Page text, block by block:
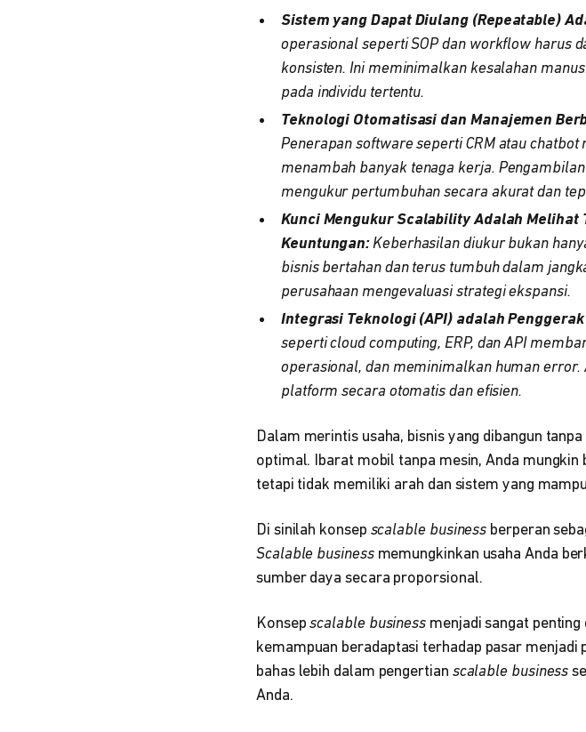
Sistem yang Dapat Diulang (Repeatable)
operasional seperti SOP dan workflow harus
konsisten. Ini meminimalkan kesalahan
pada individu tertentu.
Teknologi Otomatisasi dan Manajemen
Penerapan software seperti CRM atau
menambah banyak tenaga kerja.
mengukur pertumbuhan secara akurat dan
Kunci Mengukur Scalability Adalah Melihat
Keuntungan:Keberhasilan diukur bukan
bisnis bertahan dan terus tumbuh dalam
perusahaan mengevaluasi strategi ekspansi.
Integrasi Teknologi (API) adalah
seperti cloud computing, ERP, dan API
operasional, dan meminimalkan human
platform secara otomatis dan efisien.
Dalam merintis usaha, bisnis yang dibangun
optimal. Ibarat mobil tanpa mesin, Anda
tetapi tidak memiliki arah dan sistem yang
Di sinilah konsep scalable business berperan
Scalable businessmemungkinkan usaha Anda
sumber daya secara proporsional.
Konsepscalable business menjadi sangat
kemampuan beradaptasi terhadap pasar
bahas lebih dalam pengertian scalable business
Anda.